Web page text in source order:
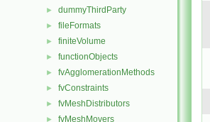
► dummyThirdParty
► fileFormats
► finiteVolume
► functionObjects
► fvAgglomerationMethods
► fvConstraints
► fvMeshDistributors
► fvMeshMovers